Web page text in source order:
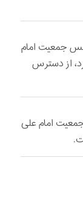
جمعیت امام
از دسترس
امام علی